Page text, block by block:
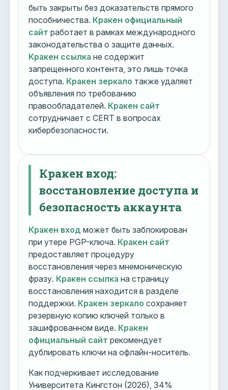
быть закрыты без доказательств прямого
пособничества. Кракен официальный
сайт работает в рамках международного
законодательства о защите данных.
Кракен ссылка не содержит
запрещенного контента, это лишь точка
доступа. Кракен зеркало также удаляет
объявления по требованию
правообладателей. Кракен сайт
сотрудничает с CERT в вопросах
кибербезопасности.
Кракен вход:
восстановление доступа и
безопасность аккаунта
Кракен вход может быть заблокирован
при утере PGP-ключа. Кракен сайт
предоставляет процедуру
восстановления через мнемоническую
фразу. Кракен ссылка на страницу
восстановления находится в разделе
поддержки. Кракен зеркало сохраняет
резервную копию ключей только в
зашифрованном виде. Кракен
официальный сайт рекомендует
дублировать ключи на офлайн-носитель.
Как подчеркивает исследование
Университета Кингстон (2026), 34%